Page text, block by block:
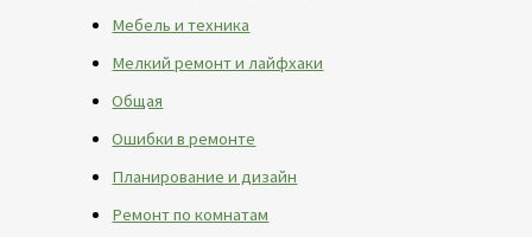
Мебель и техника
Мелкий ремонт и лайфхаки
Общая
Ошибки в ремонте
Планирование и дизайн
Ремонт по комнатам